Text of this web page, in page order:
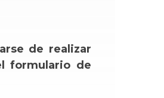
de realizar
formulario de